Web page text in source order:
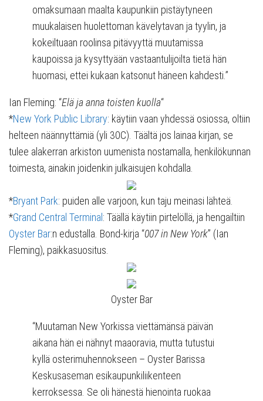
omaksumaan maalta kaupunkiin pistäytyneen
muukalaisen huolettoman kävelytavan ja tyylin, ja
kokeiltuaan roolinsa pitävyyttä muutamissa
kaupoissa ja kysyttyään vastaantulijoilta tietä hän
huomasi, ettei kukaan katsonut häneen kahdesti.”
Ian Fleming: “Elä ja anna toisten kuolla“
*New York Public Library: käytiin vaan yhdessä osiossa, oltiin
helteen näännyttämiä (yli 30C). Täältä jos lainaa kirjan, se
tulee alakerran arkiston uumenista nostamalla, henkilökunnan
toimesta, ainakin joidenkin julkaisujen kohdalla.
*Bryant Park: puiden alle varjoon, kun taju meinasi lähteä.
*Grand Central Terminal: Täällä käytiin pirtelöllä, ja hengailtiin
Oyster Bar:n edustalla. Bond-kirja “007 in New York” (Ian
Fleming), paikkasuositus.
Oyster Bar
“Muutaman New Yorkissa viettämänsä päivän
aikana hän ei nähnyt maaoravia, mutta tutustui
kyllä osterimuhennokseen – Oyster Barissa
Keskusaseman esikaupunkiliikenteen
kerroksessa. Se oli hänestä hienointa ruokaa